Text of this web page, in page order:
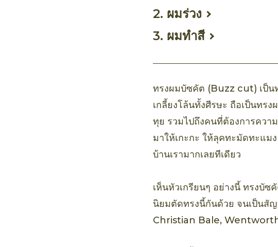
2. ผมร่วง
3. ผมทำสี
ทรงผมบัซคัต (Buzz cut) เป็
เกลี้ยงโล้นทั้งศีรษะ ถือเป็นทร
ทุย รวมไปถึงคนที่ต้องการควา
มาให้เกะกะ ให้ลุคทะมัดทะแม
บ้านเรามากเลยทีเดียว
เห็นหัวเกรียนๆ อย่างนี้ ทรงบัซ
นิยมตัดทรงนี้กันด้วย จนเป็นสั
Christian Bale,